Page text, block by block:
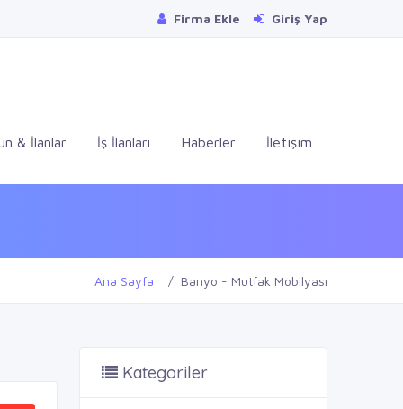
Firma Ekle Giriş Yap
& İlanlar İş İlanları Haberler İletişim
Ana Sayfa Banyo - Mutfak Mobilyası
Kategoriler